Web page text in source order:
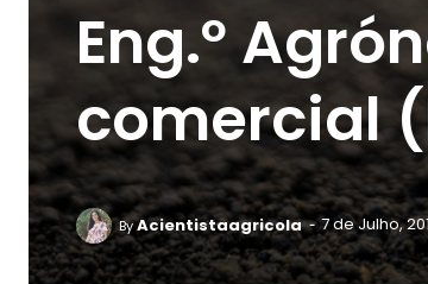
Eng.º
comercial
ByAcientistaagricola - 7 de Julho,